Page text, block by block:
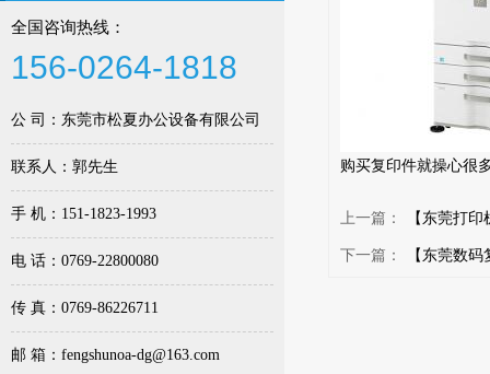
全国咨询热线：
156-0264-1818
公 司：东莞市松夏办公设备有限公司
联系人：郭先生
手 机：151-1823-1993
电 话：0769-22800080
传 真：0769-86226711
邮 箱：fengshunoa-dg@163.com
购买复印件就操心很
上一篇： 【东莞打
下一篇： 【东莞数